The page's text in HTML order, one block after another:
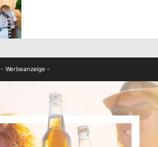
- Werbeanzeige -